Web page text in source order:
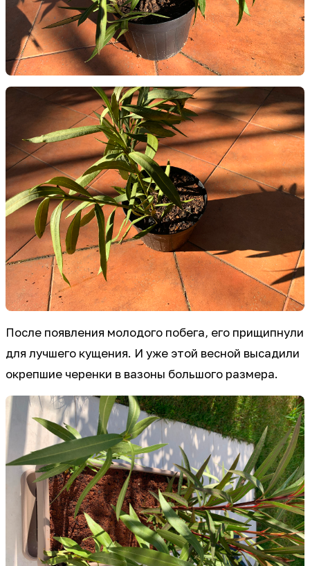
После появления молодого побега, его прищипнули
для лучшего кущения. И уже этой весной высадили
окрепшие черенки в вазоны большого размера.